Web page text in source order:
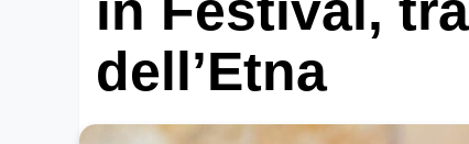
dell’Etna